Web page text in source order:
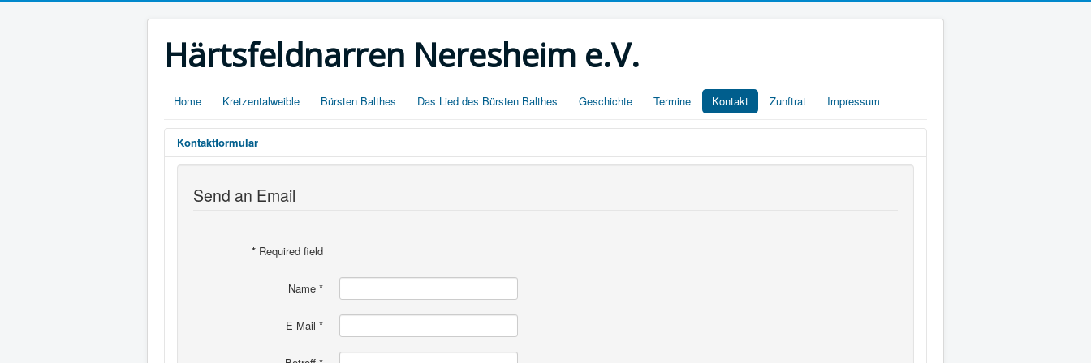
Härtsfeldnarren Neresheim e.V.
Home Kretzentalweible Bürsten Balthes Das Lied des Bürsten Balthes Geschichte Termine Kontakt Zunftrat Impressum
Kontaktformular
Send an Email
* Required field
Name *
E-Mail *